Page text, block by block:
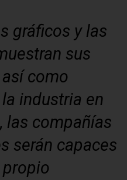
gráficos y las
sus
como
industria en
las compañías
serán capaces